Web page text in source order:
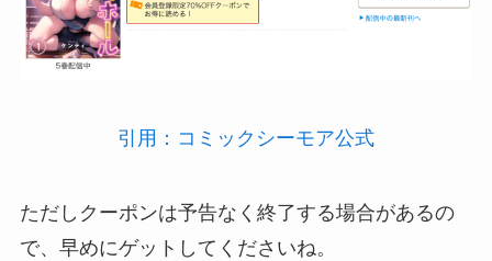
引用：コミックシーモア公式
ただしクーポンは予告なく終了する場合があるの
で、早めにゲットしてくださいね。